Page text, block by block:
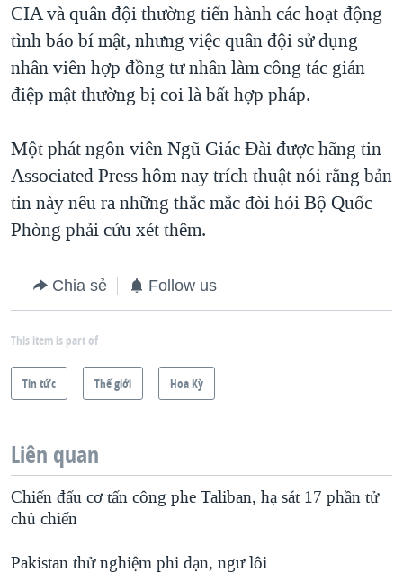
CIA và quân đội thường tiến hành các hoạt động
tình báo bí mật, nhưng việc quân đội sử dụng
nhân viên hợp đồng tư nhân làm công tác gián
điệp mật thường bị coi là bất hợp pháp.
Một phát ngôn viên Ngũ Giác Đài được hãng tin
Associated Press hôm nay trích thuật nói rằng bản
tin này nêu ra những thắc mắc đòi hỏi Bộ Quốc
Phòng phải cứu xét thêm.
Chia sẻ Follow us
This item is part of
Tin tức Thế giới Hoa Kỳ
Liên quan
Chiến đấu cơ tấn công phe Taliban, hạ sát 17 phần tử
chủ chiến
Pakistan thử nghiệm phi đạn, ngư lôi